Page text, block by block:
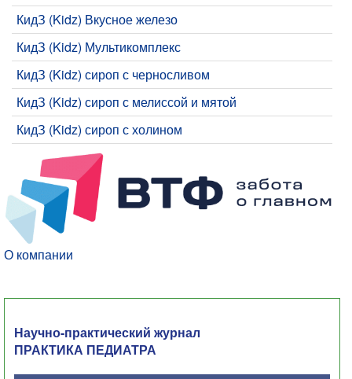
КидЗ (Kidz) Вкусное железо
КидЗ (Kidz) Мультикомплекс
КидЗ (Kidz) сироп с черносливом
КидЗ (Kidz) сироп с мелиссой и мятой
КидЗ (Kidz) сироп с холином
О компании
Научно-практический журнал
ПРАКТИКА ПЕДИАТРА